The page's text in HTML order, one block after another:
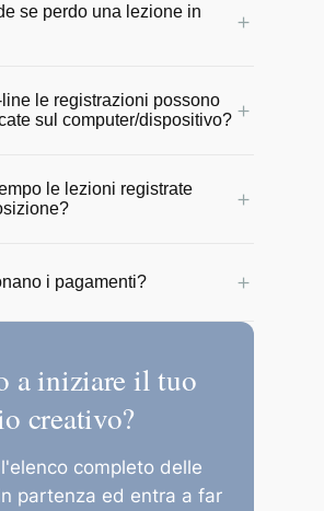
se perdo una lezione in
＋
e messe a
degli allievi entro 24 ore.
non perdere il ritmo del
le registrazioni possono
sul computer/dispositivo? ＋
essere seguite da
con una
le lezioni registrate
＋
inizio del corso.
i pagamenti? ＋
in totale sicurezza tramite
a iniziare il tuo
creativo?
completo delle
partenza ed entra a far